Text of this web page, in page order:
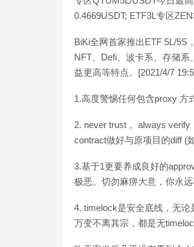
0.4669USDT; ETF3L专区
BiKi全网首家推出ETF 5L/5S
NFT、Defi、波卡系、存储
益更高等特点。[2021/4/7
1.高度警惕任何包含proxy 方
2. never trust， always
contract做好与原项目的diff (
3.基于1更要养成良好的
极恶。切勿麻痹大意，你永
4. timelock是安全底线，无
万变不离其宗，都是无